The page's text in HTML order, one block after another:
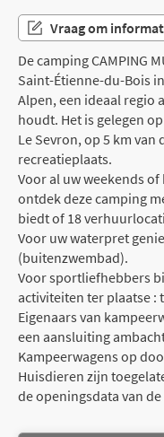
Vraag om
De camping CAMPING
Saint-Étienne-du-Bois
Alpen, een ideaal regio
houdt. Het is gelegen
Le Sevron, op 5 km van
recreatieplaats.
Voor al uw weekends
ontdek deze camping
biedt of 18
Voor uw waterpret
(buitenzwembad).
Voor sportliefhebbers
activiteiten ter plaatse :
Eigenaars van
een aansluiting
Kampeerwagens op
Huisdieren zijn
de openingsdata van